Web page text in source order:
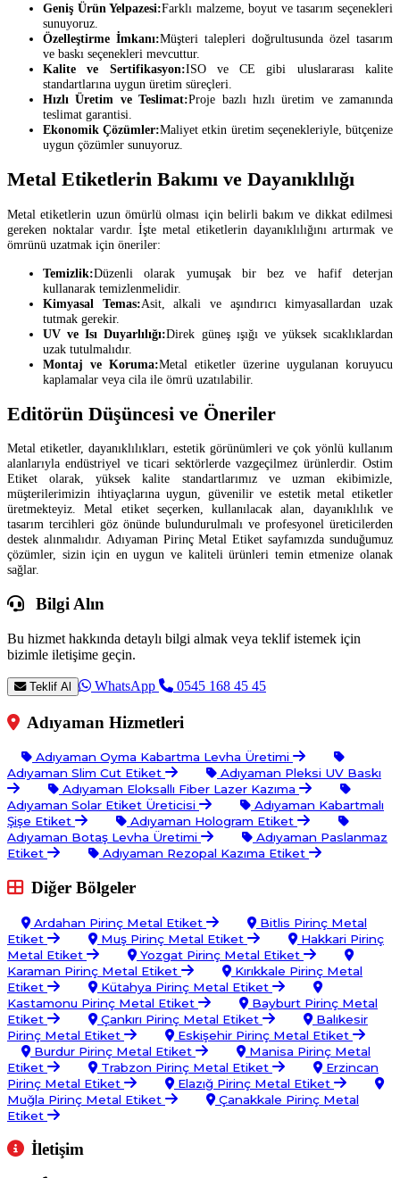
Geniş Ürün Yelpazesi:Farklı malzeme, boyut ve tasarım seçenekleri
sunuyoruz.
Özelleştirme İmkanı:Müşteri talepleri doğrultusunda özel tasarım
ve baskı seçenekleri mevcuttur.
Kalite ve Sertifikasyon:ISO ve CE gibi uluslararası kalite
standartlarına uygun üretim süreçleri.
Hızlı Üretim ve Teslimat:Proje bazlı hızlı üretim ve zamanında
teslimat garantisi.
Ekonomik Çözümler:Maliyet etkin üretim seçenekleriyle, bütçenize
uygun çözümler sunuyoruz.
Metal Etiketlerin Bakımı ve Dayanıklılığı
Metal etiketlerin uzun ömürlü olması için belirli bakım ve dikkat edilmesi
gereken noktalar vardır. İşte metal etiketlerin dayanıklılığını artırmak ve
ömrünü uzatmak için öneriler:
Temizlik:Düzenli olarak yumuşak bir bez ve hafif deterjan
kullanarak temizlenmelidir.
Kimyasal Temas:Asit, alkali ve aşındırıcı kimyasallardan uzak
tutmak gerekir.
UV ve Isı Duyarlılığı:Direk güneş ışığı ve yüksek sıcaklıklardan
uzak tutulmalıdır.
Montaj ve Koruma:Metal etiketler üzerine uygulanan koruyucu
kaplamalar veya cila ile ömrü uzatılabilir.
Editörün Düşüncesi ve Öneriler
Metal etiketler, dayanıklılıkları, estetik görünümleri ve çok yönlü kullanım
alanlarıyla endüstriyel ve ticari sektörlerde vazgeçilmez ürünlerdir. Ostim
Etiket olarak, yüksek kalite standartlarımız ve uzman ekibimizle,
müşterilerimizin ihtiyaçlarına uygun, güvenilir ve estetik metal etiketler
üretmekteyiz. Metal etiket seçerken, kullanılacak alan, dayanıklılık ve
tasarım tercihleri göz önünde bulundurulmalı ve profesyonel üreticilerden
destek alınmalıdır. Adıyaman Pirinç Metal Etiket sayfamızda sunduğumuz
çözümler, sizin için en uygun ve kaliteli ürünleri temin etmenize olanak
sağlar.
Bilgi Alın
Bu hizmet hakkında detaylı bilgi almak veya teklif istemek için
bizimle iletişime geçin.
Teklif Al WhatsApp 0545 168 45 45
Adıyaman Hizmetleri
Adıyaman Oyma Kabartma Levha Üretimi
Adıyaman Slim Cut Etiket
Adıyaman Pleksi UV Baskı
Adıyaman Eloksallı Fiber Lazer Kazıma
Adıyaman Solar Etiket Üreticisi
Adıyaman Kabartmalı
Şişe Etiket
Adıyaman Hologram Etiket
Adıyaman Botaş Levha Üretimi
Adıyaman Paslanmaz
Etiket
Adıyaman Rezopal Kazıma Etiket
Diğer Bölgeler
Ardahan Pirinç Metal Etiket
Bitlis Pirinç Metal
Etiket
Muş Pirinç Metal Etiket
Hakkari Pirinç
Metal Etiket
Yozgat Pirinç Metal Etiket
Karaman Pirinç Metal Etiket
Kırıkkale Pirinç Metal
Etiket
Kütahya Pirinç Metal Etiket
Kastamonu Pirinç Metal Etiket
Bayburt Pirinç Metal
Etiket
Çankırı Pirinç Metal Etiket
Balıkesir
Pirinç Metal Etiket
Eskişehir Pirinç Metal Etiket
Burdur Pirinç Metal Etiket
Manisa Pirinç Metal
Etiket
Trabzon Pirinç Metal Etiket
Erzincan
Pirinç Metal Etiket
Elazığ Pirinç Metal Etiket
Muğla Pirinç Metal Etiket
Çanakkale Pirinç Metal
Etiket
İletişim